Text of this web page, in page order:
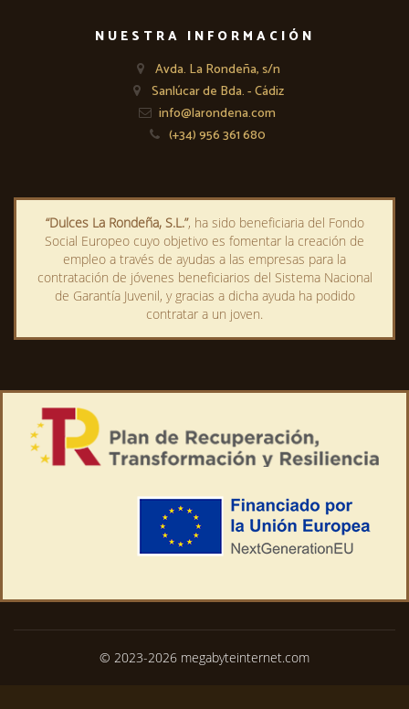
NUESTRA INFORMACIÓN
Avda. La Rondeña, s/n
Sanlúcar de Bda. - Cádiz
info@larondena.com
(+34) 956 361 680
“Dulces La Rondeña, S.L.”, ha sido beneficiaria del Fondo
Social Europeo cuyo objetivo es fomentar la creación de
empleo a través de ayudas a las empresas para la
contratación de jóvenes beneficiarios del Sistema Nacional
de Garantía Juvenil, y gracias a dicha ayuda ha podido
contratar a un joven.
© 2023-2026 megabyteinternet.com